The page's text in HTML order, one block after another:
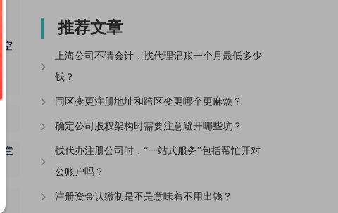
空
章
推荐文章
上海公司不请会计，找代理记账一个月最低多少
钱？
同区变更注册地址和跨区变更哪个更麻烦？
确定公司股权架构时需要注意避开哪些坑？
找代办注册公司时，“一站式服务”包括帮忙开对
公账户吗？
注册资金认缴制是不是意味着不用出钱？